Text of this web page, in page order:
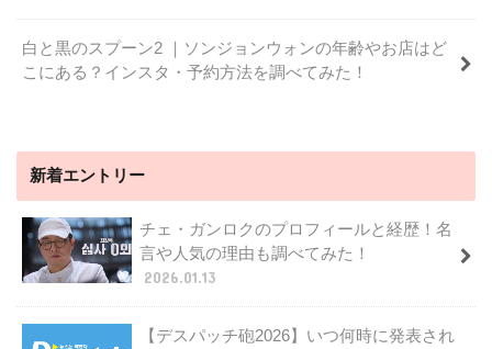
白と黒のスプーン2 ｜ソンジョンウォンの年齢やお店はど
こにある？インスタ・予約方法を調べてみた！
新着エントリー
チェ・ガンロクのプロフィールと経歴！名
言や人気の理由も調べてみた！
2026.01.13
【デスパッチ砲2026】いつ何時に発表され